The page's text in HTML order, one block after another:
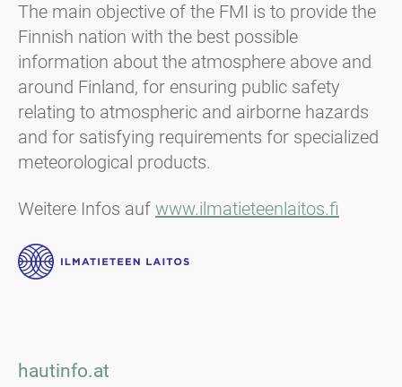
The main objective of the FMI is to provide the
Finnish nation with the best possible
information about the atmosphere above and
around Finland, for ensuring public safety
relating to atmospheric and airborne hazards
and for satisfying requirements for specialized
meteorological products.
Weitere Infos auf www.ilmatieteenlaitos.fi
hautinfo.at